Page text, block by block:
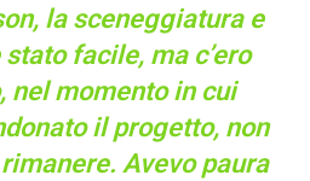
la sceneggiatura e
facile, ma c’ero
nel momento in cui
il progetto, non
Avevo paura